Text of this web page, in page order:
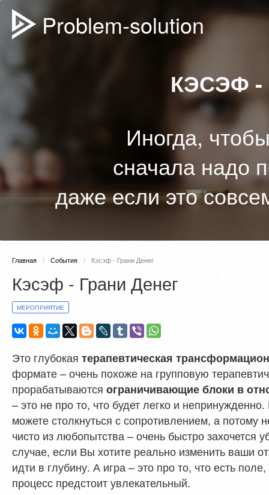
Problem-solution
КЭСЭФ -
Иногда,
сначала надо
даже если это
Главная События Кэсэф - Грани Денег
Кэсэф - Грани Денег
МЕРОПРИЯТИЕ
Это глубокаятерапевтическая
формате – очень похоже на групповую
прорабатываютсяограничивающие блоки в
– это не про то, что будет легко и
можете столкнуться с сопротивлением, а потому
чисто из любопытства – очень быстро захочется
случае, если Вы хотите реально изменить ваши
идти в глубину. А игра – это про то, что есть
процесс предстоит увлекательный.